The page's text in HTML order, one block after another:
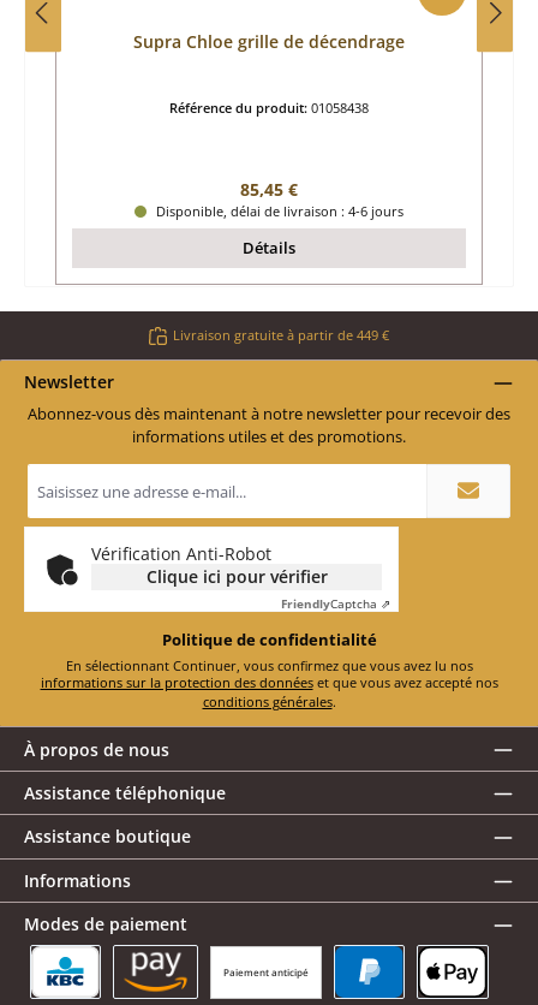
Supra Chloe grille de décendrage
Référence du produit: 01058438
Prix régulier :
85,45 €
Disponible, délai de livraison : 4-6 jours
Détails
Livraison gratuite à partir de 449 €
Newsletter
Abonnez-vous dès maintenant à notre newsletter pour recevoir des
informations utiles et des promotions.
e-
mail
*
Vérification Anti-Robot
Clique ici pour vérifier
FriendlyCaptcha ⇗
Politique de confidentialité
En sélectionnant Continuer, vous confirmez que vous avez lu nos
informations sur la protection des données
et que vous avez accepté nos
conditions générales.
À propos de nous
Assistance téléphonique
Assistance boutique
Informations
Modes de paiement
Paiement anticipé